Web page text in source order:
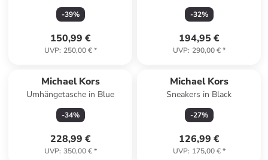
-39%
150,99 €
UVP: 250,00 €*
-32%
194,95 €
UVP: 290,00 €*
Michael Kors
Umhängetasche in Blue
-34%
228,99 €
UVP: 350,00 €*
Michael Kors
Sneakers in Black
-27%
126,99 €
UVP: 175,00 €*